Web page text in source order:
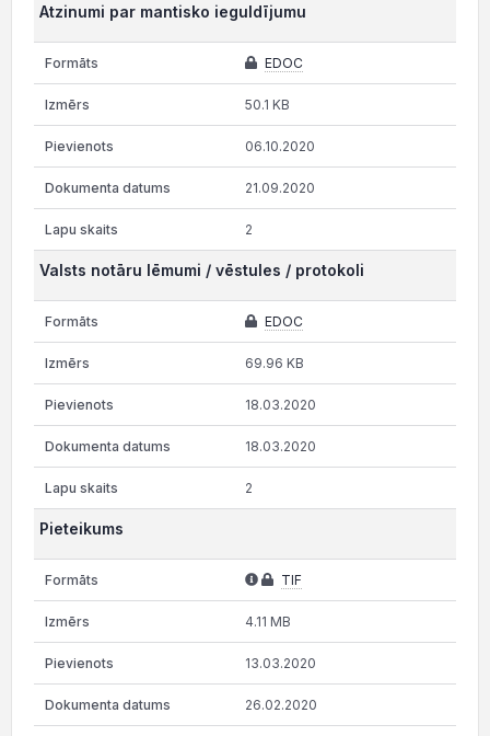
Atzinumi par mantisko ieguldījumu
EDOC
50.1 KB
06.10.2020
21.09.2020
2
Valsts notāru lēmumi / vēstules / protokoli
EDOC
69.96 KB
18.03.2020
18.03.2020
2
Pieteikums
TIF
4.11 MB
13.03.2020
26.02.2020